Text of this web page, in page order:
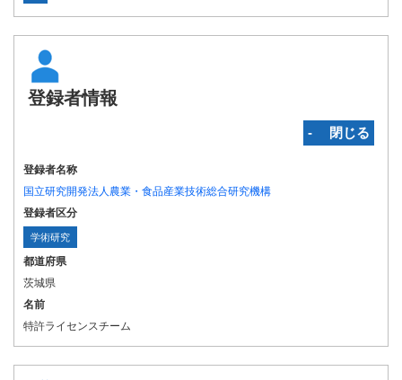
登録者情報
‐ 閉じる
登録者名称
国立研究開発法人農業・食品産業技術総合研究機構
登録者区分
学術研究
都道府県
茨城県
名前
特許ライセンスチーム